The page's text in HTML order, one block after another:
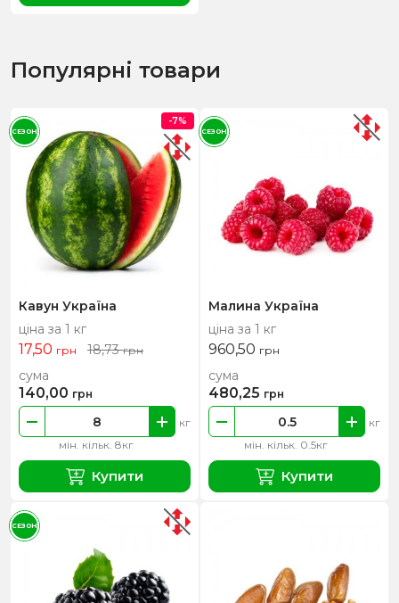
Популярні товари
Кавун Україна
ціна за 1 кг
17,50 грн 18,73грн
мін. кільк. 8кг
кг
сума
140,00 грн
Купити
-7%
СЕЗОН
Малина Україна
ціна за 1 кг
960,50 грн
мін. кільк. 0.5кг
кг
сума
480,25 грн
Купити
СЕЗОН
СЕЗОН